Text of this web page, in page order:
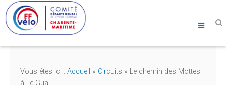
Vous êtes ici : Accueil » Circuits » Le chemin des Mottes
à Le Gua